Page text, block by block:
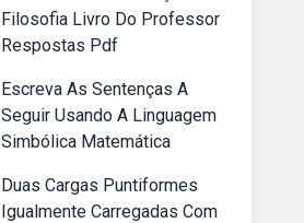
Filosofia Livro Do Professor
Respostas Pdf
Escreva As Sentenças A
Seguir Usando A Linguagem
Simbólica Matemática
Duas Cargas Puntiformes
Igualmente Carregadas Com